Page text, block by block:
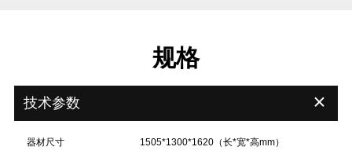
规格
技术参数 ＋
器材尺寸 1505*1300*1620（长*宽*高mm）